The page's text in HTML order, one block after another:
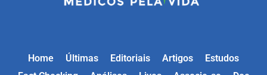
Home Últimas Editoriais Artigos
Estudos